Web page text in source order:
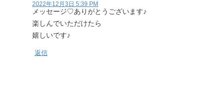
2022年12月3日 5:39 PM
メッセージ♡ありがとうございます♪
楽しんでいただけたら
嬉しいです♪
返信